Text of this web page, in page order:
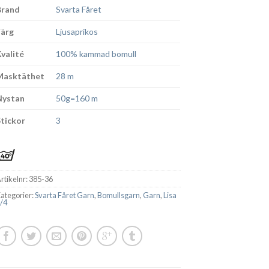
Svarta Fåret
Ljusaprikos
100% kammad bomull
28 m
50g=160 m
3
385-36
Svarta Fåret Garn,Bomullsgarn, Garn,Lisa
4